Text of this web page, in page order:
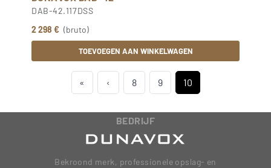
DAB-42.117DSS
2 298 € (bruto)
TOEVOEGEN AAN WINKELWAGEN
« ‹ 8 9 10
BEDRIJF
Bekroond merk, professionele opslag- en